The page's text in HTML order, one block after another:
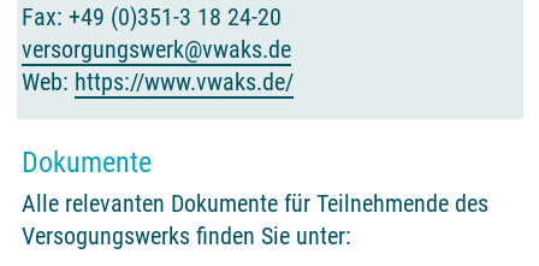
Fax: +49 (0)351-3 18 24-20
versorgungswerk@vwaks.de
Web: https://www.vwaks.de/
Dokumente
Alle relevanten Dokumente für Teilnehmende des
Versogungswerks finden Sie unter: